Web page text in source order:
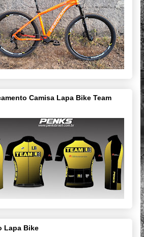
Camisa Lapa Bike Team
Lapa Bike